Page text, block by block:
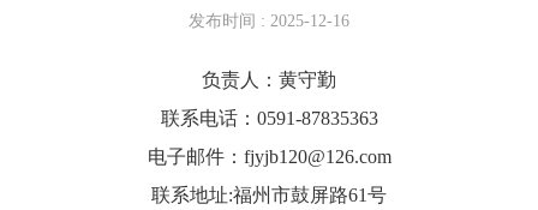
发布时间 : 2025-12-16
负责人：黄守勤
联系电话：0591-87835363
电子邮件：fjyjb120@126.com
联系地址:福州市鼓屏路61号